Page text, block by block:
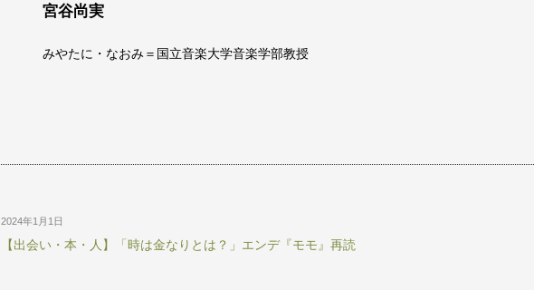
宮谷尚実
みやたに・なおみ＝国立音楽大学音楽学部教授
2024年1月1日
【出会い・本・人】「時は金なりとは？」エンデ『モモ』再読